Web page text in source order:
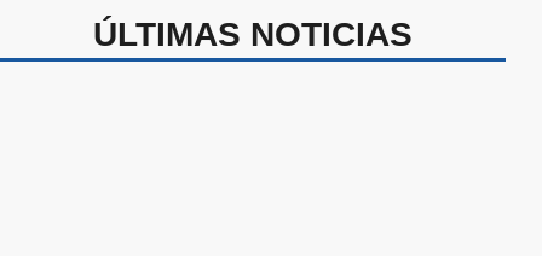
ÚLTIMAS NOTICIAS